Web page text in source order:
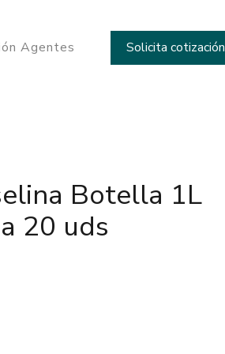
Agentes Solicita cotización
Botella 1L
20 uds